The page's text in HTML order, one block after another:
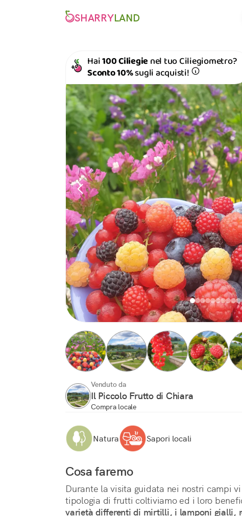
SHARRYLAND
Hai100 Ciliegienel tuo Ciliegiometro?
Sconto 10%sugli acquisti!
Venduto da
Il Piccolo Frutto di Chiara
Compra locale
Natura Sapori locali
Cosa faremo
Durante la visita guidata nei nostri campi
tipologia di frutti coltiviamo ed i loro
varietà differenti di mirtilli, i lamponi gialli,